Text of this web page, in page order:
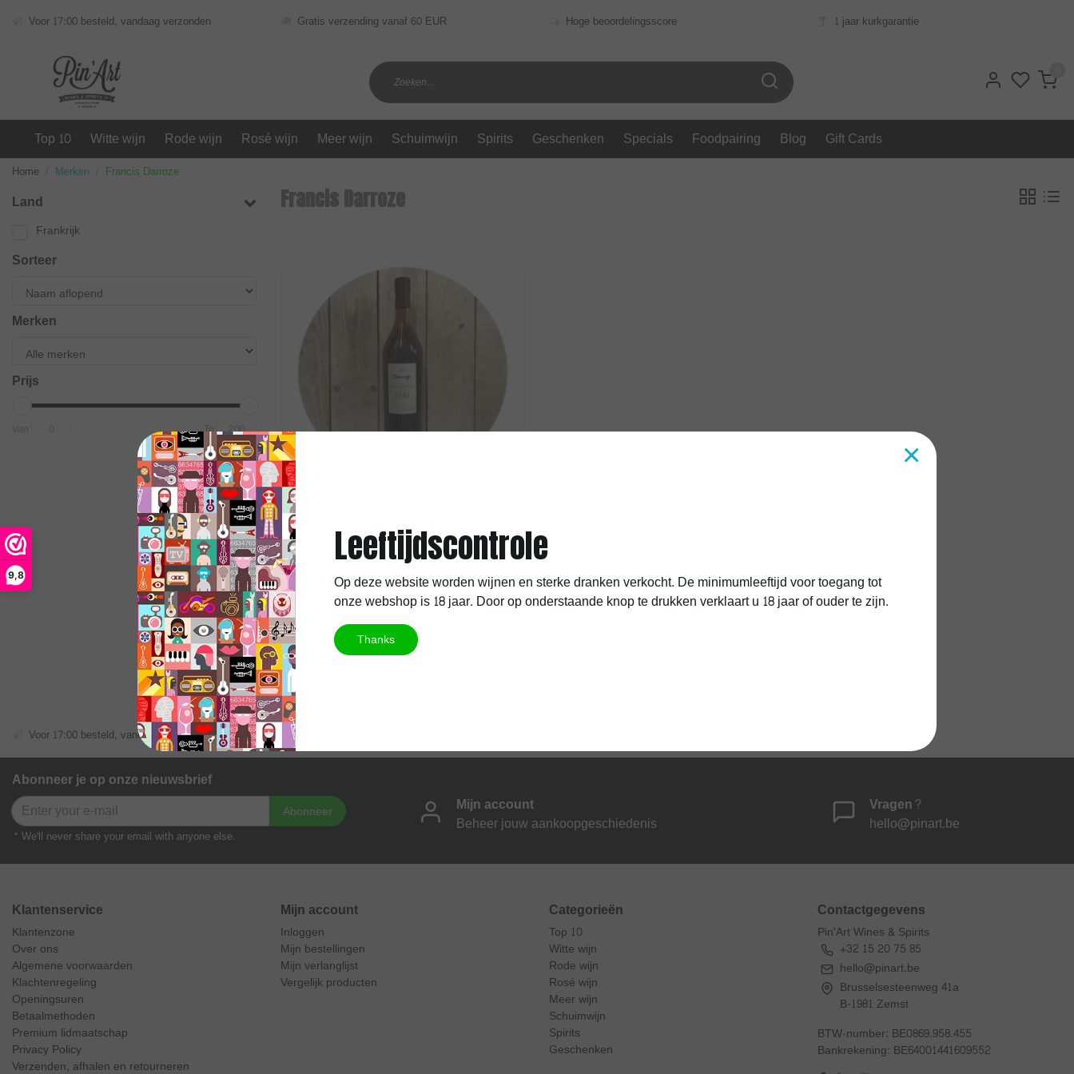
9,8
Voor 17:00 besteld, vandaag verzonden Gratis verzending vanaf 60 EUR Hoge beoordelingsscore 1 jaar kurkgarantie
Top 10 Witte wijn Rode wijn Rosé wijn Meer wijn Schuimwijn Spirits Geschenken Specials Foodpairing Blog Gift Cards
Home Merken Francis Darroze
Land
Frankrijk
Sorteer
Merken
Prijs
Van To
Francis Darroze
Francis Darroze
Darroze Domaine de Lahitte 1981
€169,95
Excl.
Voor 17:00 besteld, vandaag verzonden
Abonneer je op onze nieuwsbrief
Abonneer
* We'll never share your email with anyone else.
Mijn account
Beheer jouw aankoopgeschiedenis
Vragen?
hello@pinart.be
Klantenservice
Klantenzone
Over ons
Algemene voorwaarden
Klachtenregeling
Openingsuren
Betaalmethoden
Premium lidmaatschap
Privacy Policy
Verzenden, afhalen en retourneren
Mijn account
Inloggen
Mijn bestellingen
Mijn verlanglijst
Vergelijk producten
Categorieën
Top 10
Witte wijn
Rode wijn
Rosé wijn
Meer wijn
Schuimwijn
Spirits
Geschenken
Contactgegevens
Pin'Art Wines & Spirits
+32 15 20 75 85
hello@pinart.be
Brusselsesteenweg 41a
B-1981 Zemst
BTW-number: BE0869.958.455
Bankrekening: BE64001441609552
×
Leeftijdscontrole
Op deze website worden wijnen en sterke dranken verkocht. De minimumleeftijd voor toegang tot
onze webshop is 18 jaar. Door op onderstaande knop te drukken verklaart u 18 jaar of ouder te zijn.
Thanks